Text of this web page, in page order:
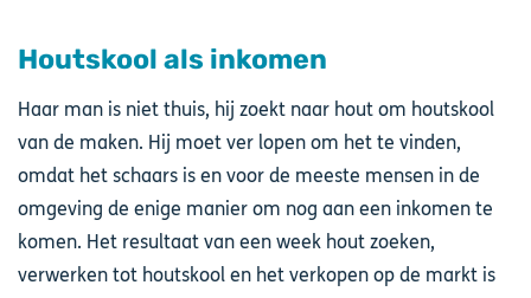
Houtskool als inkomen
Haar man is niet thuis, hij zoekt naar hout om houtskool
van de maken. Hij moet ver lopen om het te vinden,
omdat het schaars is en voor de meeste mensen in de
omgeving de enige manier om nog aan een inkomen te
komen. Het resultaat van een week hout zoeken,
verwerken tot houtskool en het verkopen op de markt is